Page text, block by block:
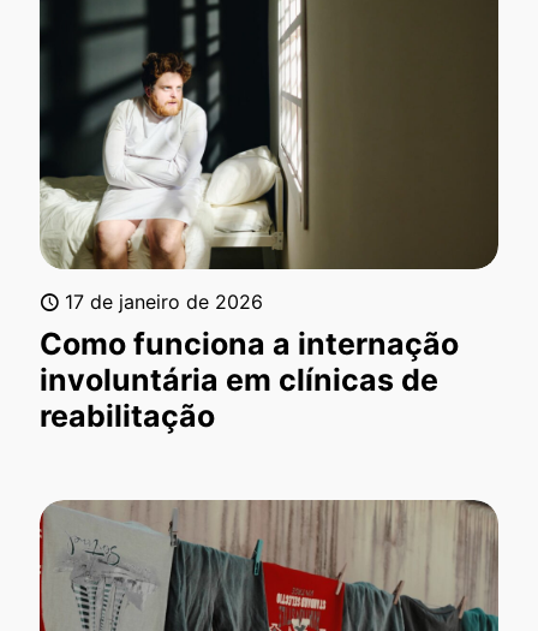
17 de janeiro de 2026
Como funciona a internação
involuntária em clínicas de
reabilitação